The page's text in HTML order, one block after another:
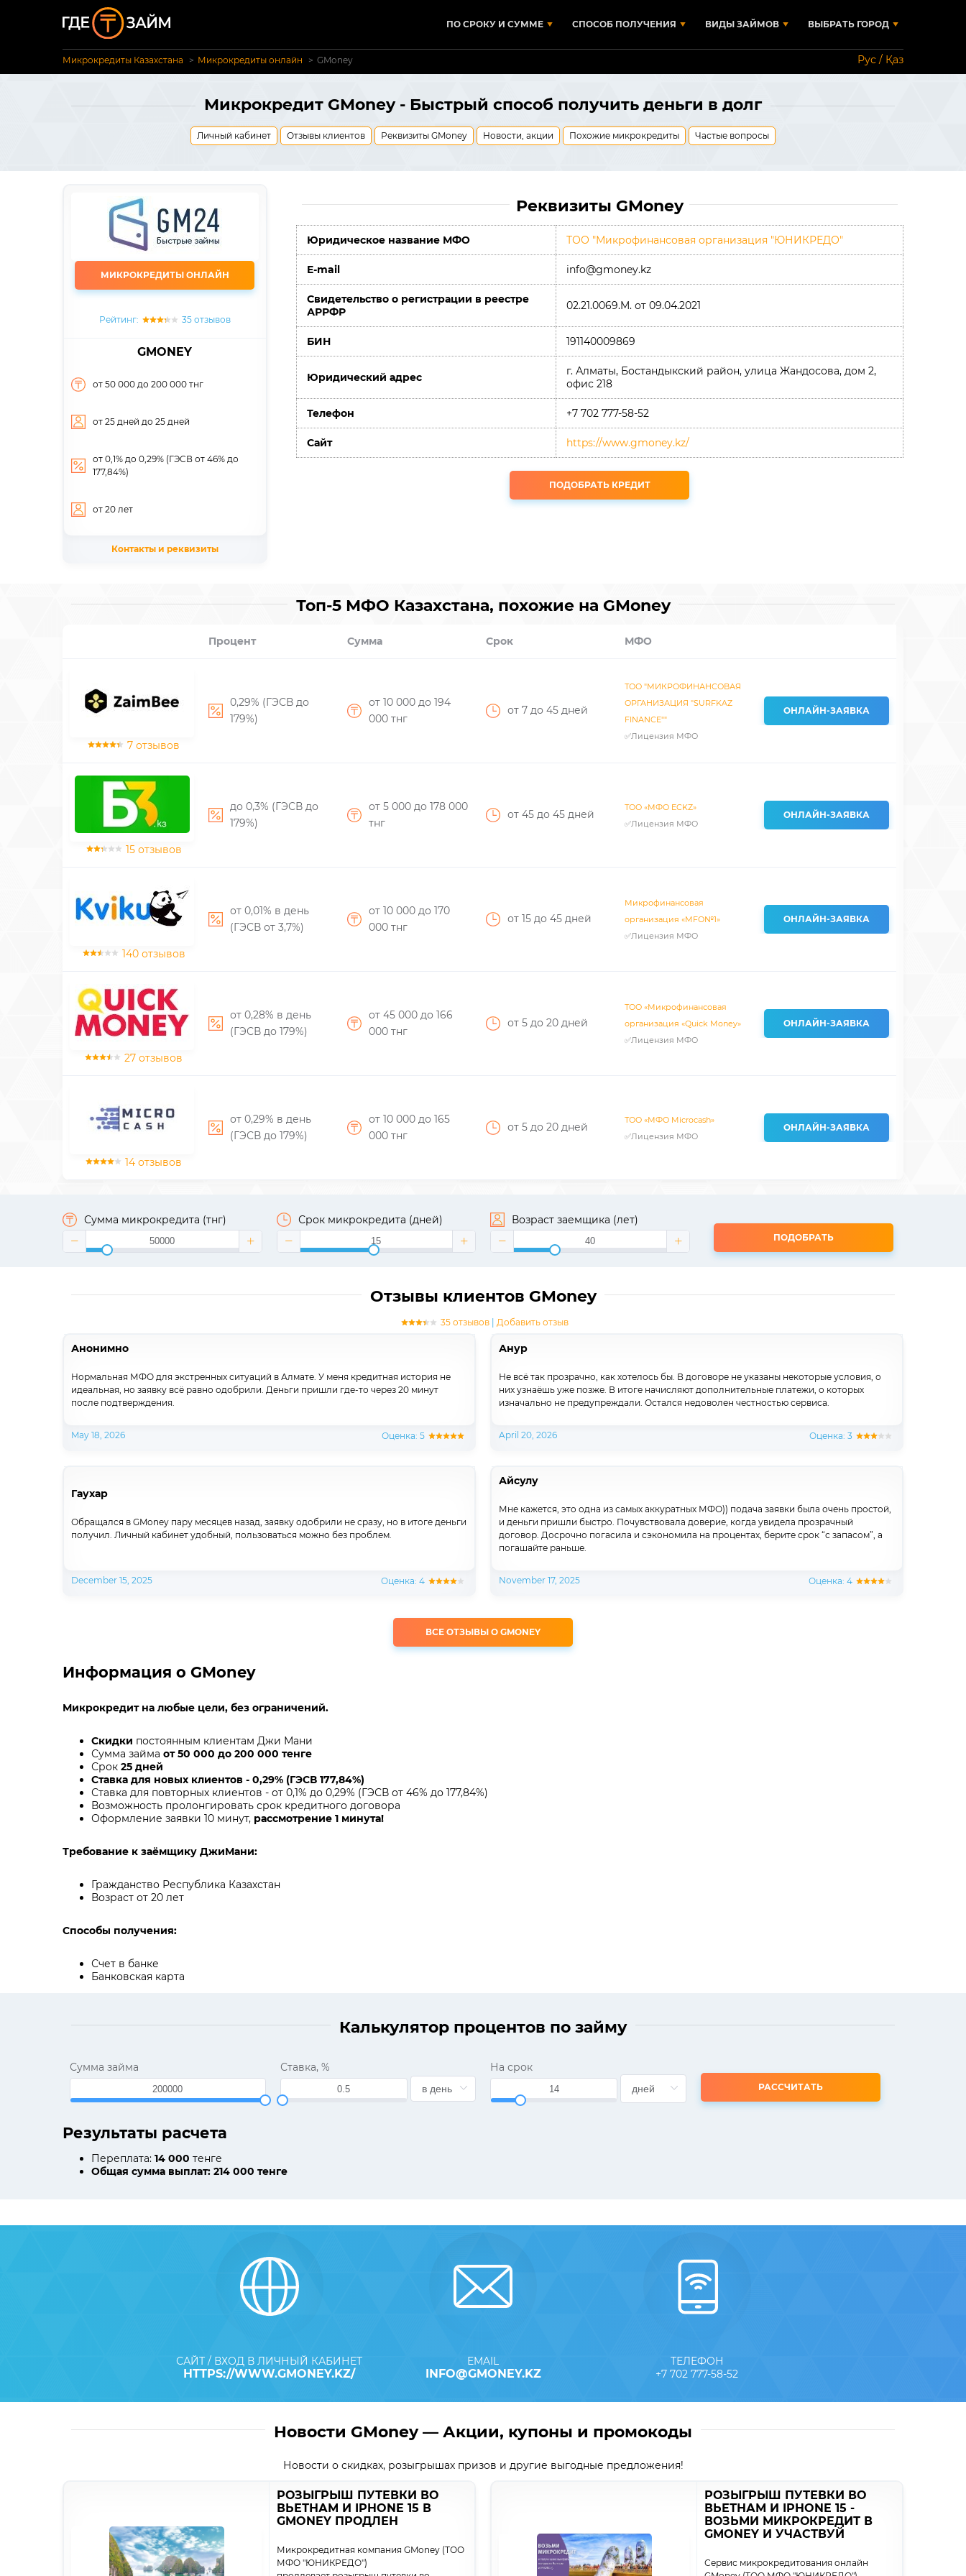
ПО СРОКУ И СУММЕ СПОСОБ ПОЛУЧЕНИЯ ВИДЫ ЗАЙМОВ ВЫБРАТЬ ГОРОД
Микрокредиты Казахстана Микрокредиты онлайн GMoney Рус / Қаз
Микрокредит GMoney - Быстрый способ получить деньги в долг
Личный кабинет Отзывы клиентов Реквизиты GMoney Новости, акции Похожие микрокредиты Частые вопросы
МИКРОКРЕДИТЫ ОНЛАЙН
Рейтинг: 35 отзывов
GMONEY
от 50 000 до 200 000 тнг
от 25 дней до 25 дней
от 0,1% до 0,29% (ГЭСВ от 46% до
177,84%)
от 20 лет
Контакты и реквизиты
Реквизиты GMoney
Юридическое название МФО ТОО "Микрофинансовая организация "ЮНИКРЕДО"
E-mail info@gmoney.kz
Свидетельство о регистрации в реестре
АРРФР
02.21.0069.M. от 09.04.2021
БИН 191140009869
Юридический адрес
г. Алматы, Бостандыкский район, улица Жандосова, дом 2,
офис 218
Телефон +7 702 777-58-52
Сайт https://www.gmoney.kz/
ПОДОБРАТЬ КРЕДИТ
Топ-5 МФО Казахстана, похожие на GMoney
Процент Сумма Срок МФО
7 отзывов
0,29% (ГЭСВ до
179%)
от 10 000 до 194
000 тнг
от 7 до 45 дней
ТОО "МИКРОФИНАНСОВАЯ
ОРГАНИЗАЦИЯ "SURFKAZ
FINANCE""
✅Лицензия МФО
ОНЛАЙН-ЗАЯВКА
15 отзывов
до 0,3% (ГЭСВ до
179%)
от 5 000 до 178 000
тнг
от 45 до 45 дней
ТОО «МФО ECKZ»
✅Лицензия МФО
ОНЛАЙН-ЗАЯВКА
140 отзывов
от 0,01% в день
(ГЭСВ от 3,7%)
от 10 000 до 170
000 тнг
от 15 до 45 дней
Микрофинансовая
организация «MFO№1»
✅Лицензия МФО
ОНЛАЙН-ЗАЯВКА
27 отзывов
от 0,28% в день
(ГЭСВ до 179%)
от 45 000 до 166
000 тнг
от 5 до 20 дней
ТОО «Микрофинансовая
организация «Quick Money»
✅Лицензия МФО
ОНЛАЙН-ЗАЯВКА
14 отзывов
от 0,29% в день
(ГЭСВ до 179%)
от 10 000 до 165
000 тнг
от 5 до 20 дней
ТОО «МФО Microcash»
✅Лицензия МФО
ОНЛАЙН-ЗАЯВКА
Сумма микрокредита (тнг) Срок микрокредита (дней) Возраст заемщика (лет)
ПОДОБРАТЬ
Отзывы клиентов GMoney
35 отзывов | Добавить отзыв
Анонимно
Нормальная МФО для экстренных ситуаций в Алмате. У меня кредитная история не
идеальная, но заявку всё равно одобрили. Деньги пришли где-то через 20 минут
после подтверждения.
May 18, 2026 Оценка: 5
Анур
Не всё так прозрачно, как хотелось бы. В договоре не указаны некоторые условия, о
них узнаёшь уже позже. В итоге начисляют дополнительные платежи, о которых
изначально не предупреждали. Остался недоволен честностью сервиса.
April 20, 2026 Оценка: 3
Гаухар
Обращался в GMoney пару месяцев назад, заявку одобрили не сразу, но в итоге деньги
получил. Личный кабинет удобный, пользоваться можно без проблем.
December 15, 2025 Оценка: 4
Айсулу
Мне кажется, это одна из самых аккуратных МФО)) подача заявки была очень простой,
и деньги пришли быстро. Почувствовала доверие, когда увидела прозрачный
договор. Досрочно погасила и сэкономила на процентах, берите срок “с запасом”, а
погашайте раньше.
November 17, 2025 Оценка: 4
ВСЕ ОТЗЫВЫ О GMONEY
Информация о GMoney
Микрокредит на любые цели, без ограничений.
Скидки постоянным клиентам Джи Мани
Сумма займа от 50 000 до 200 000 тенге
Срок 25 дней
Ставка для новых клиентов - 0,29% (ГЭСВ 177,84%)
Ставка для повторных клиентов - от 0,1% до 0,29% (ГЭСВ от 46% до 177,84%)
Возможность пролонгировать срок кредитного договора
Оформление заявки 10 минут, рассмотрение 1 минута!
Требование к заёмщику ДжиМани:
Гражданство Республика Казахстан
Возраст от 20 лет
Способы получения:
Счет в банке
Банковская карта
Калькулятор процентов по займу
Сумма займа Ставка, % На срок
РАССЧИТАТЬ
Результаты расчета
Переплата: 14 000 тенге
Общая сумма выплат: 214 000 тенге
САЙТ / ВХОД В ЛИЧНЫЙ КАБИНЕТ
HTTPS://WWW.GMONEY.KZ/
EMAIL
INFO@GMONEY.KZ
ТЕЛЕФОН
+7 702 777-58-52
Новости GMoney — Акции, купоны и промокоды
Новости о скидках, розыгрышах призов и другие выгодные предложения!
РОЗЫГРЫШ ПУТЕВКИ ВО
ВЬЕТНАМ И IPHONE 15 В
GMONEY ПРОДЛЕН
Микрокредитная компания GMoney (ТОО
МФО "ЮНИКРЕДО")
РОЗЫГРЫШ ПУТЕВКИ ВО
ВЬЕТНАМ И IPHONE 15 -
ВОЗЬМИ МИКРОКРЕДИТ В
GMONEY И УЧАСТВУЙ
Сервис микрокредитования онлайн